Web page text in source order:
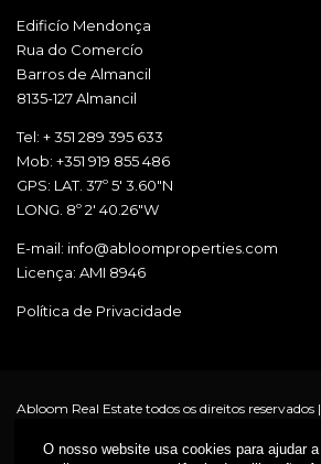
O nosso website usa cookies para ajudar a
Edificío Mendonça
Rua do Comercío
Barros de Almancil
8135-127 Almancil
Tel: + 351 289 395 633
Mob: +351 919 855 486
GPS: LAT. 37º 5' 3.60"N
LONG. 8º 2' 40.26"W
E-mail: info@abloomproperties.com
Licença: AMI 8946
Política de Privacidade
Abloom Real Estate todos os direitos reservados |